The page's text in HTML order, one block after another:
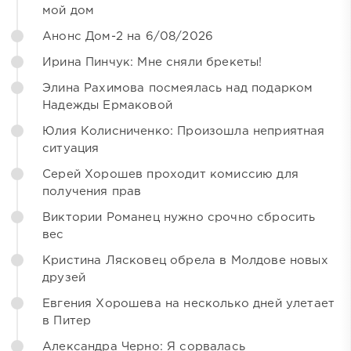
мой дом
Анонс Дом-2 на 6/08/2026
Ирина Пинчук: Мне сняли брекеты!
Элина Рахимова посмеялась над подарком
Надежды Ермаковой
Юлия Колисниченко: Произошла неприятная
ситуация
Серей Хорошев проходит комиссию для
получения прав
Виктории Романец нужно срочно сбросить
вес
Кристина Лясковец обрела в Молдове новых
друзей
Евгения Хорошева на несколько дней улетает
в Питер
Александра Черно: Я сорвалась